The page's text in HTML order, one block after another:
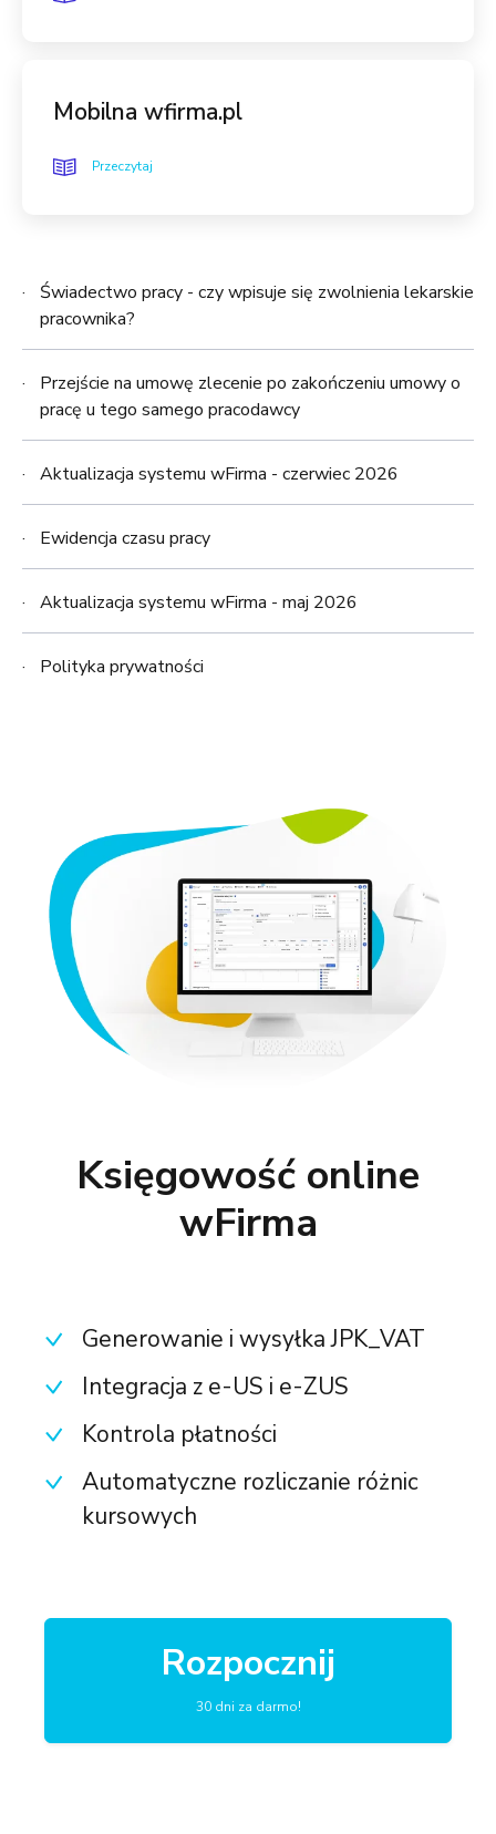
Mobilna wfirma.pl
Przeczytaj
Świadectwo pracy - czy wpisuje się zwolnienia lekarskie
pracownika?
Przejście na umowę zlecenie po zakończeniu umowy o
pracę u tego samego pracodawcy
Aktualizacja systemu wFirma - czerwiec 2026
Ewidencja czasu pracy
Aktualizacja systemu wFirma - maj 2026
Polityka prywatności
Księgowość online
wFirma
Generowanie i wysyłka JPK_VAT
Integracja z e-US i e-ZUS
Kontrola płatności
Automatyczne rozliczanie różnic
kursowych
Rozpocznij
30 dni za darmo!